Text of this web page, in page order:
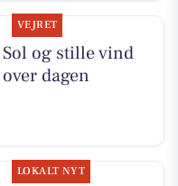
VEJRET
Sol og stille vind
over dagen
LOKALT NYT